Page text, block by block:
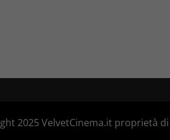
2025 VelvetCinema.it proprietà di